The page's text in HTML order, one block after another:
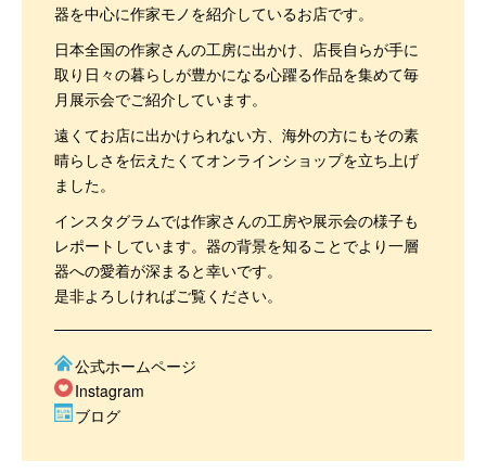
器を中心に作家モノを紹介しているお店です。
日本全国の作家さんの工房に出かけ、店長自らが手に
取り日々の暮らしが豊かになる心躍る作品を集めて毎
月展示会でご紹介しています。
遠くてお店に出かけられない方、海外の方にもその素
晴らしさを伝えたくてオンラインショップを立ち上げ
ました。
インスタグラムでは作家さんの工房や展示会の様子も
レポートしています。器の背景を知ることでより一層
器への愛着が深まると幸いです。
是非よろしければご覧ください。
公式ホームページ
Instagram
ブログ